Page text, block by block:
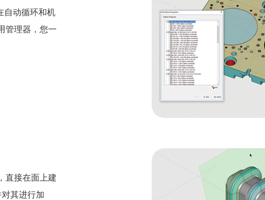
自动循环和机
管理器，您一
直接在面上建
其进行加